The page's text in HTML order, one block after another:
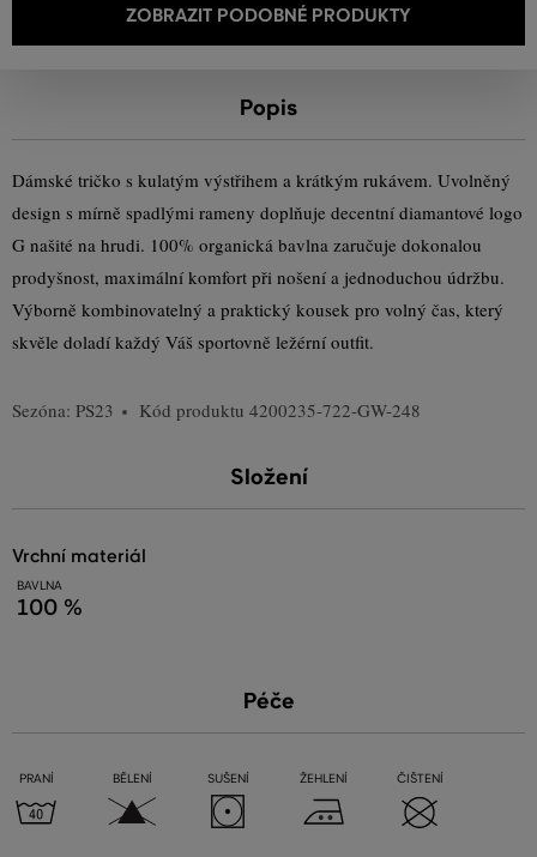
ZOBRAZIT PODOBNÉ PRODUKTY
Popis
Dámské tričko s kulatým výstřihem a krátkým rukávem. Uvolněný
design s mírně spadlými rameny doplňuje decentní diamantové logo
G našité na hrudi. 100% organická bavlna zaručuje dokonalou
prodyšnost, maximální komfort při nošení a jednoduchou údržbu.
Výborně kombinovatelný a praktický kousek pro volný čas, který
skvěle doladí každý Váš sportovně ležérní outfit.
Sezóna: PS23 Kód produktu 4200235-722-GW-248
Složení
vrchní materiál
BAVLNA
100 %
Péče
PRANÍ BĚLENÍ SUŠENÍ ŽEHLENÍ ČIŠTENÍ